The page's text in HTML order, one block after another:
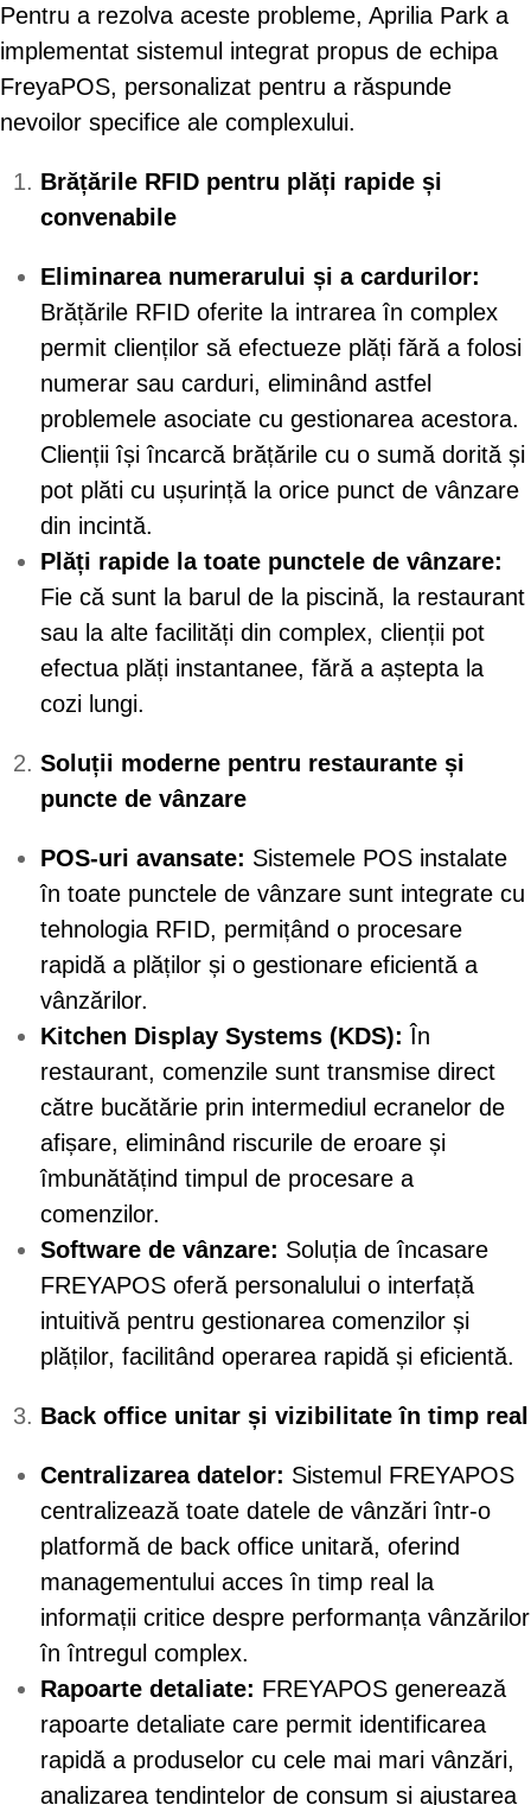
Pentru a rezolva aceste probleme, Aprilia Park a
implementat sistemul integrat propus de echipa
FreyaPOS, personalizat pentru a răspunde
nevoilor specifice ale complexului.
Brățările RFID pentru plăți rapide și
convenabile
Eliminarea numerarului și a cardurilor:
Brățările RFID oferite la intrarea în complex
permit clienților să efectueze plăți fără a folosi
numerar sau carduri, eliminând astfel
problemele asociate cu gestionarea acestora.
Clienții își încarcă brățările cu o sumă dorită și
pot plăti cu ușurință la orice punct de vânzare
din incintă.
Plăți rapide la toate punctele de vânzare:
Fie că sunt la barul de la piscină, la restaurant
sau la alte facilități din complex, clienții pot
efectua plăți instantanee, fără a aștepta la
cozi lungi.
Soluții moderne pentru restaurante și
puncte de vânzare
POS-uri avansate: Sistemele POS instalate
în toate punctele de vânzare sunt integrate cu
tehnologia RFID, permițând o procesare
rapidă a plăților și o gestionare eficientă a
vânzărilor.
Kitchen Display Systems (KDS): În
restaurant, comenzile sunt transmise direct
către bucătărie prin intermediul ecranelor de
afișare, eliminând riscurile de eroare și
îmbunătățind timpul de procesare a
comenzilor.
Software de vânzare: Soluția de încasare
FREYAPOS oferă personalului o interfață
intuitivă pentru gestionarea comenzilor și
plăților, facilitând operarea rapidă și eficientă.
Back office unitar și vizibilitate în timp real
Centralizarea datelor: Sistemul FREYAPOS
centralizează toate datele de vânzări într-o
platformă de back office unitară, oferind
managementului acces în timp real la
informații critice despre performanța vânzărilor
în întregul complex.
Rapoarte detaliate: FREYAPOS generează
rapoarte detaliate care permit identificarea
rapidă a produselor cu cele mai mari vânzări,
analizarea tendințelor de consum și ajustarea